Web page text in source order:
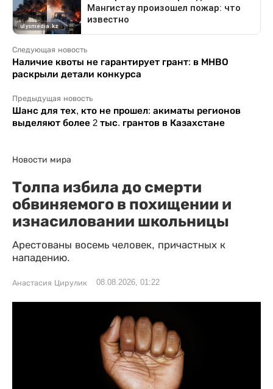
Следующая новость
Наличие квоты не гарантирует грант: в МНВО
раскрыли детали конкурса
Предыдущая новость
Шанс для тех, кто не прошел: акиматы регионов
выделяют более 2 тыс. грантов в Казахстане
Новости мира
Толпа избила до смерти
обвиняемого в похищении и
изнасиловании школьницы
Арестованы восемь человек, причастных к
нападению.
Анастасия Цирулик 08.08.2026, 01:22